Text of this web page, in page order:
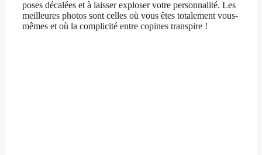
poses décalées et à laisser exploser votre personnalité. Les
meilleures photos sont celles où vous êtes totalement vous-
mêmes et où la complicité entre copines transpire !